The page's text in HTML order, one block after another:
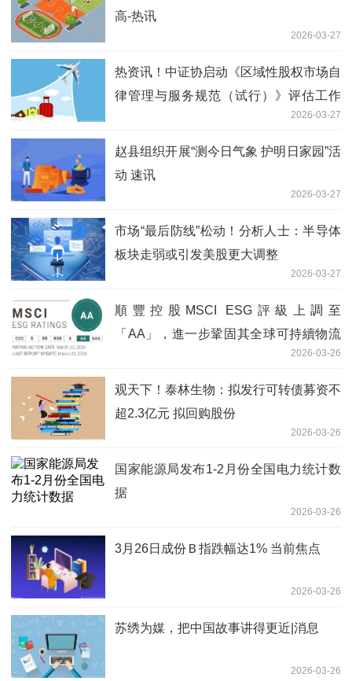
高-热讯
2026-03-27
热资讯！中证协启动《区域性股权市场自
律管理与服务规范（试行）》评估工作
2026-03-27
赵县组织开展“测今日气象 护明日家园”活
动 速讯
2026-03-27
市场“最后防线”松动！分析人士：半导体
板块走弱或引发美股更大调整
2026-03-27
順豐控股MSCI ESG評級上調至
「AA」，進一步鞏固其全球可持續物流
2026-03-26
观天下！泰林生物：拟发行可转债募资不
超2.3亿元 拟回购股份
2026-03-26
国家能源局发布1-2月份全国电力统计数
据
2026-03-26
3月26日成份Ｂ指跌幅达1% 当前焦点
2026-03-26
苏绣为媒，把中国故事讲得更近|消息
2026-03-26